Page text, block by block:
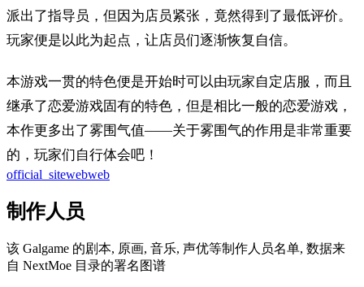
派出了指导员，但因为店员紧张，竟然得到了最低评价。
玩家便是以此为起点，让店员们逐渐恢复自信。
本游戏一贯的特色便是开始时可以由玩家自定店服，而且
继承了恋爱游戏固有的特色，但是相比一般的恋爱游戏，
本作更多出了雾围气值——关于雾围气的作用是非常重要
的，玩家们自行体会吧！
official_sitewebweb
制作人员
该 Galgame 的剧本, 原画, 音乐, 声优等制作人员名单, 数据来
自 NextMoe 目录的署名图谱